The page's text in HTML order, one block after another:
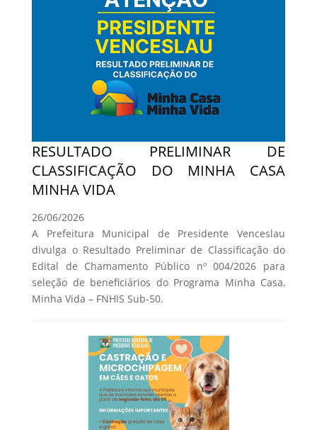
RESULTADO PRELIMINAR DE
CLASSIFICAÇÃO DO MINHA CASA
MINHA VIDA
26/06/2026
A Prefeitura Municipal de Presidente Venceslau
divulga o Resultado Preliminar de Classificação do
Edital de Chamamento Público nº 004/2026 para
seleção de beneficiários do Programa Minha Casa,
Minha Vida – FNHIS Sub-50.